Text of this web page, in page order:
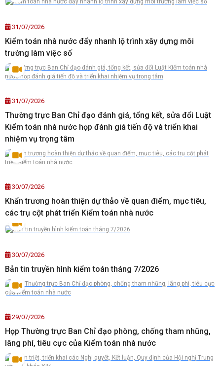
31/07/2026
Kiểm toán nhà nước đẩy nhanh lộ trình xây dựng môi
trường làm việc số
31/07/2026
Thường trực Ban Chỉ đạo đánh giá, tổng kết, sửa đổi Luật
Kiểm toán nhà nước họp đánh giá tiến độ và triển khai
nhiệm vụ trọng tâm
30/07/2026
Khẩn trương hoàn thiện dự thảo về quan điểm, mục tiêu,
các trụ cột phát triển Kiểm toán nhà nước
30/07/2026
Bản tin truyền hình kiểm toán tháng 7/2026
29/07/2026
Họp Thường trực Ban Chỉ đạo phòng, chống tham nhũng,
lãng phí, tiêu cực của Kiểm toán nhà nước